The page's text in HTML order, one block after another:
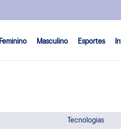
Feminino Masculino Esportes
Tecnologias